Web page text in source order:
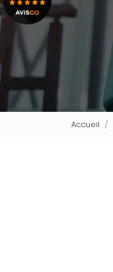
Voir le certificat
Accueil